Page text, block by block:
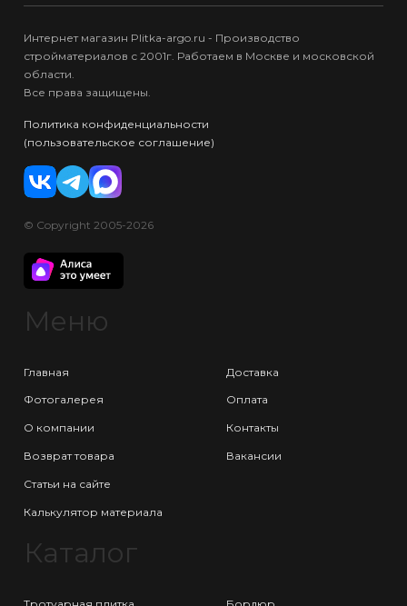
Интернет магазин Plitka-argo.ru - Производство
стройматериалов с 2001г. Работаем в Москве и московской
области.
Все права защищены.
Политика конфиденциальности
(пользовательское соглашение)
© Copyright 2005-2026
Меню
Главная
Фотогалерея
О компании
Возврат товара
Статьи на сайте
Калькулятор материала
Доставка
Оплата
Контакты
Вакансии
Каталог